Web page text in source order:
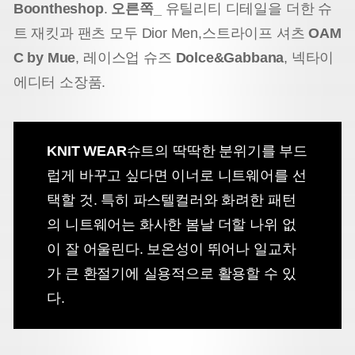
Boontheshop. 오른쪽_ 유틸리티 디테일을 더한 슈
트 재킷과 팬츠 모두 Dior Men,스트라이프 셔츠OAM
C by Mue, 레이스업 슈즈 Dolce&Gabbana, 넥타이
에디터 소장품.
KNIT WEAR슈트의 딱딱한 분위기를 부드
럽게 바꾸고 싶다면 이너로 니트웨어를 선
택할 것. 특히 파스텔컬러와 화려한 패턴
의 니트웨어는 화사한 봄날 더할 나위 없
이 잘 어울린다. 보온성이 뛰어나 일교차
가 큰 환절기에 실용적으로 활용할 수 있
다.